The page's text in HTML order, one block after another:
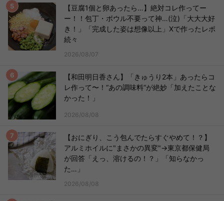
【豆腐1個と卵あったら…】絶対コレ作ってー
ー！！包丁・ボウル不要って神…(泣)「大大大好
き！」「完成した姿は想像以上」Xで作ったレポ
続々
2026/08/07
【和田明日香さん】「きゅうり2本」あったらコ
レ作って〜！“あの調味料”が絶妙「加えたことな
かった！」
2026/08/08
【おにぎり、こう包んでたらすぐやめて！？】
アルミホイルに"まさかの異変"→東京都保健局
が回答「えっ、溶けるの！？」「知らなかっ
た…」
2026/08/08